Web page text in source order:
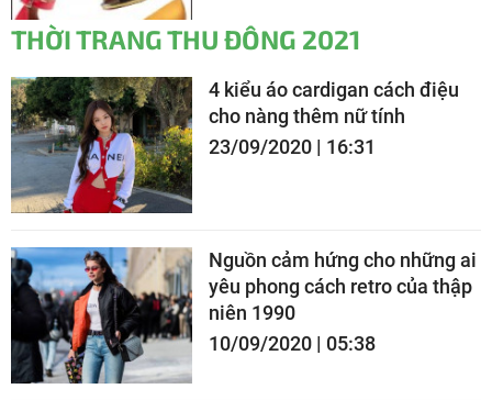
THỜI TRANG THU ĐÔNG 2021
4 kiểu áo cardigan cách điệu
cho nàng thêm nữ tính
23/09/2020 | 16:31
Nguồn cảm hứng cho những ai
yêu phong cách retro của thập
niên 1990
10/09/2020 | 05:38